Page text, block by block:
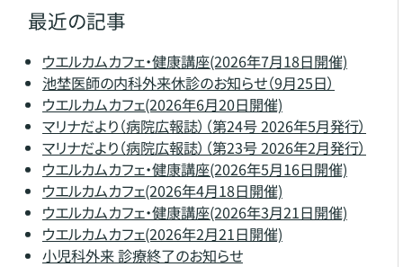
最近の記事
ウエルカムカフェ・健康講座(2026年7月18日開催)
池埜医師の内科外来休診のお知らせ（9月25日）
ウエルカムカフェ(2026年6月20日開催)
マリナだより（病院広報誌）（第24号 2026年5月発行）
マリナだより（病院広報誌）（第23号 2026年2月発行）
ウエルカムカフェ・健康講座(2026年5月16日開催)
ウエルカムカフェ(2026年4月18日開催)
ウエルカムカフェ・健康講座(2026年3月21日開催)
ウエルカムカフェ(2026年2月21日開催)
小児科外来 診療終了のお知らせ